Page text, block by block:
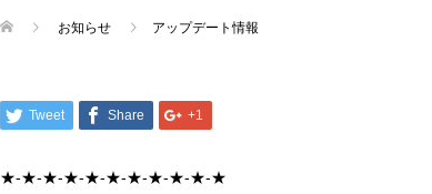
お知らせ アップデート情報
Tweet Share +1
★-★-★-★-★-★-★-★-★-★-★